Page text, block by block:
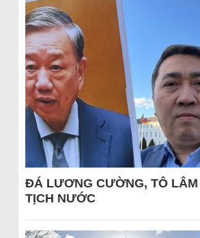
ĐÁ LƯƠNG CƯỜNG, TÔ LÂM
TỊCH NƯỚC